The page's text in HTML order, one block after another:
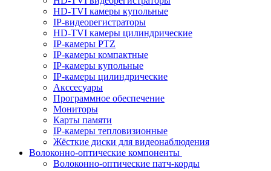
HD-TVI камеры купольные
IP-видеорегистраторы
HD-TVI камеры цилиндрические
IP-камеры PTZ
IP-камеры компактные
IP-камеры купольные
IP-камеры цилиндрические
Акссесуары
Программное обеспечение
Мониторы
Карты памяти
IP-камеры тепловизионные
Жёсткие диски для видеонаблюдения
Волоконно-оптические компоненты
Волоконно-оптические патч-корды